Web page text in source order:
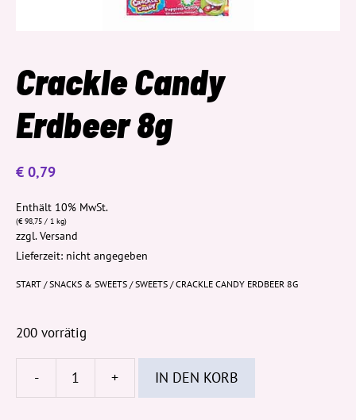
Crackle Candy
Erdbeer 8g
€ 0,79
Enthält 10% MwSt.
(€98,75 / 1 kg)
zzgl.Versand
Lieferzeit: nicht angegeben
START /SNACKS & SWEETS /SWEETS / CRACKLE CANDY ERDBEER 8G
200 vorrätig
-
Crackle
+ IN DEN KORB